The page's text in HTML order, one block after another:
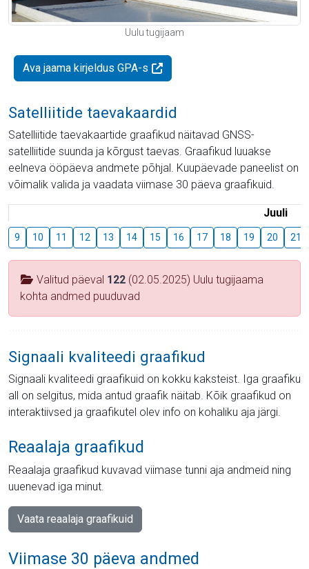
Uulu tugijaam
Ava jaama kirjeldus GPA-s
Satelliitide taevakaardid
Satelliitide taevakaartide graafikud näitavad GNSS-
satelliitide suunda ja kõrgust taevas. Graafikud luuakse
eelneva ööpäeva andmete põhjal. Kuupäevade paneelist on
võimalik valida ja vaadata viimase 30 päeva graafikuid.
Juuli
9 10 11 12 13 14 15 16 17 18 19 20 21
Valitud päeval 122 (02.05.2025) Uulu tugijaama
kohta andmed puuduvad
Signaali kvaliteedi graafikud
Signaali kvaliteedi graafikuid on kokku kaksteist. Iga graafiku
all on selgitus, mida antud graafik näitab. Kõik graafikud on
interaktiivsed ja graafikutel olev info on kohaliku aja järgi.
Reaalaja graafikud
Reaalaja graafikud kuvavad viimase tunni aja andmeid ning
uuenevad iga minut.
Vaata reaalaja graafikuid
Viimase 30 päeva andmed